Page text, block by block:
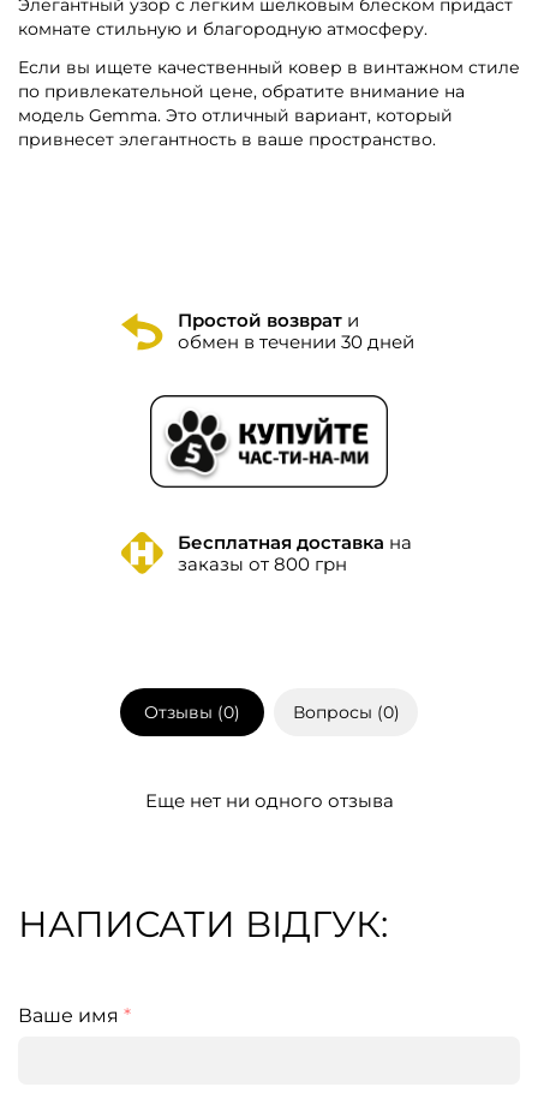
Элегантный узор с легким шелковым блеском придаст
комнате стильную и благородную атмосферу.
Если вы ищете качественный ковер в винтажном стиле
по привлекательной цене, обратите внимание на
модель Gemma. Это отличный вариант, который
привнесет элегантность в ваше пространство.
Простой возврати
обмен в течении 30 дней
Бесплатная доставка на
заказы от 800 грн
Отзывы (0) Вопросы (0)
Еще нет ни одного отзыва
НАПИСАТИ ВІДГУК:
Ваше имя *